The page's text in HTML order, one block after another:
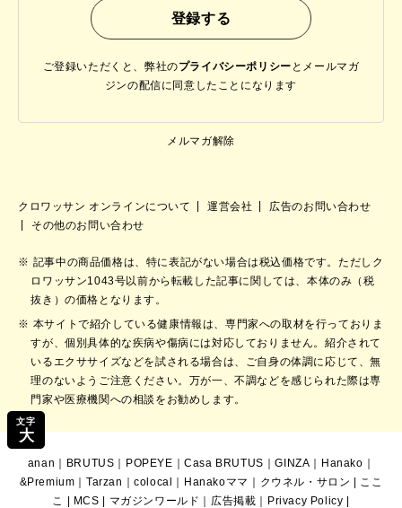
文字
大
ご登録いただくと、弊社のプライバシーポリシー と メールマガ
ジンの配信に同意したことになります
メルマガ解除
クロワッサン オンラインについて 運営会社
広告のお問い合わせ
その他のお問い合わせ
記事中の商品価格は、特に表記がない場合は税込価格です。ただしク
ロワッサン1043号以前から転載した記事に関しては、本体のみ（税
抜き）の価格となります。
本サイトで紹介している健康情報は、専門家への取材を行っておりま
すが、個別具体的な疾病や傷病には対応しておりません。紹介されて
いるエクササイズなどを試される場合は、ご自身の体調に応じて、無
理のないようご注意ください。万が一、不調などを感じられた際は専
門家や医療機関への相談をお勧めします。
anan BRUTUS POPEYE ｜Casa BRUTUS ｜GINZA Hanako
&Premium ｜Tarzan ｜colocal Hanakoママ クウネル・サロン
ここ
こ
MCS マガジンワールド 広告掲載 Privacy Policy